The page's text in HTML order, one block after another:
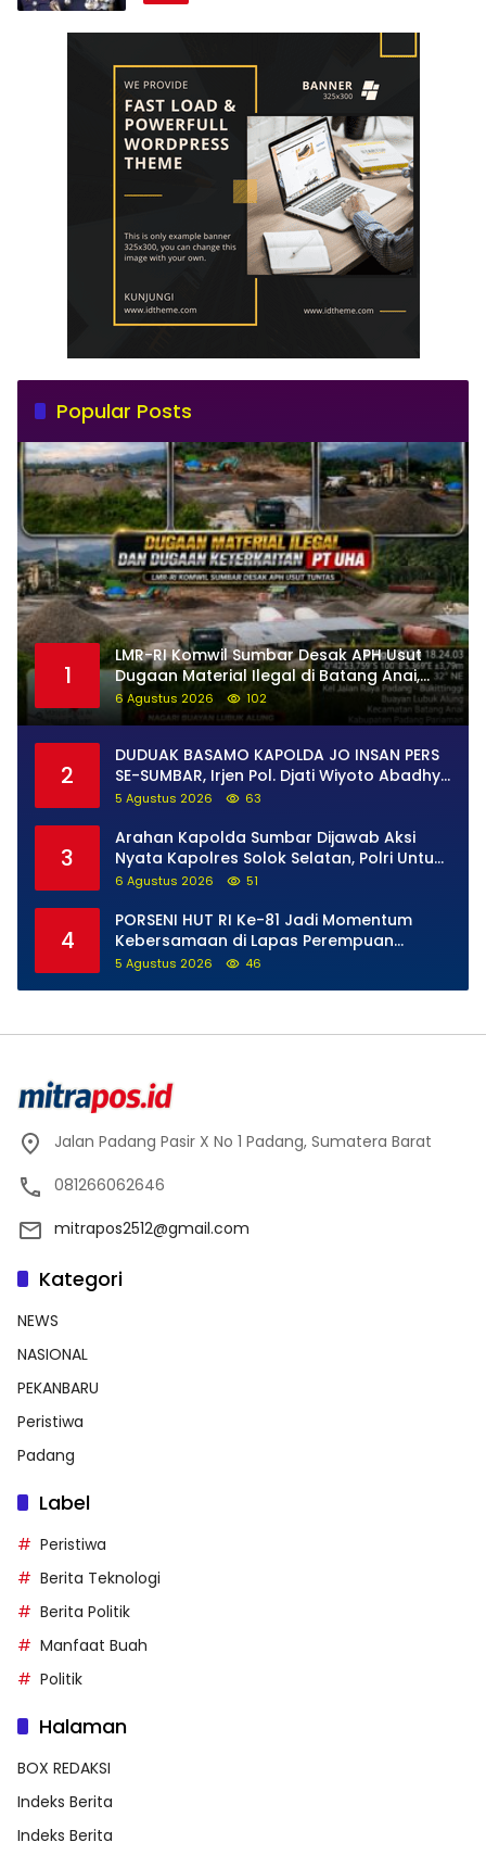
Popular Posts
1
LMR-RI Komwil Sumbar Desak APH Usut
Dugaan Material Ilegal di Batang Anai,
Dugaan Keterkaitan PT UHA Diminta
Diselidiki Tuntas
6 Agustus 2026 102
2
DUDUAK BASAMO KAPOLDA JO INSAN PERS
SE-SUMBAR, Irjen Pol. Djati Wiyoto Abadhy
Tegaskan Tak Ada Ruang bagi Pelanggar
5 Agustus 2026 63
3
Arahan Kapolda Sumbar Dijawab Aksi
Nyata Kapolres Solok Selatan, Polri Untuk
Masyarakat Bukan Sekadar Slogan
6 Agustus 2026 51
4
PORSENI HUT RI Ke-81 Jadi Momentum
Kebersamaan di Lapas Perempuan
Padang
5 Agustus 2026 46
Jalan Padang Pasir X No 1 Padang, Sumatera Barat
081266062646
mitrapos2512@gmail.com
Kategori
NEWS
NASIONAL
PEKANBARU
Peristiwa
Padang
Label
Peristiwa
Berita Teknologi
Berita Politik
Manfaat Buah
Politik
Halaman
BOX REDAKSI
Indeks Berita
Indeks Berita